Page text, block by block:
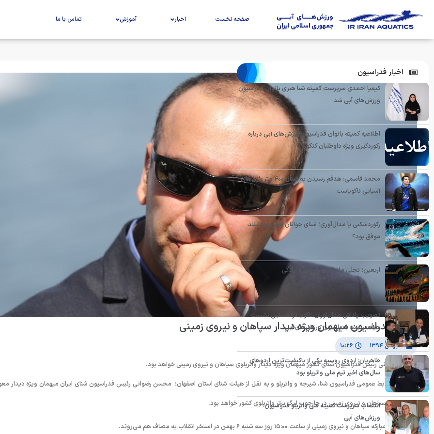
صفحه نخست اخبار آموزش تماس با ما
رئیس فدراسیون میهمان ویژه دیدار سپاهان و نیروی زمینی
۵ بهمن ۱۳۹۴ ۱۰:۲۶
محسن رضوانی رئیس فدراسیون شنای کشور میهمان ویژه دیدار واترپلوی سپاهان و نیروی زمینی خواهد بود.
به گزارش روابط عمومی فدراسیون شنا، شیرجه و واترپلو و به نقل از هیئت شنای استان اصفهان؛ محسن رضوانی رئیس فدراسیون شنای ایران میهمان ویژه دیدار
دو تیم فولادسپاهان و نیروی زمینی در چارچوب لیگ برتر واترپلوی کشور خواهد بود.
دو تیم فولادمبارکه سپاهان و نیروی زمینی از ساعت ۱۵:۰۰ روز سه شنبه ۶ بهمن در استخر انقلاب به مصاف هم می‌روند.
اخبار فدراسیون
کیمیا احمدی سرپرست کمیته شنا هنری بانوان فدراسیون
ورزش‌های آبی شد
اطلاعیه کمیته بانوان فدراسیون ورزش‌های آبی درباره
رکوردگیری ویژه داوطلبان کنکور
محمد قاسمی: هدفم رسیدن به فینال ۴۰۰ متر بازی‌های
آسیایی ناگویاست
رکوردشکنی یا مدال‌آوری؛ شنای جوانان ایران در تایلند
موفق بود؟
اربعین؛ تجلی ماندگاری راه حق و آزادگی
تصویب پاداش مدال‌آوران ناگویا درنخستین نشست
هیأت رئیسه فدراسیون ورزش‌های آبی
طاهریان: اردوی روسیه یکی از باکیفیت‌ترین اردوهای
سال‌های اخیر تیم ملی واترپلو بود
انتصاب سرپرست کمیته فنی واترپلو فدراسیون
ورزش‌های آبی